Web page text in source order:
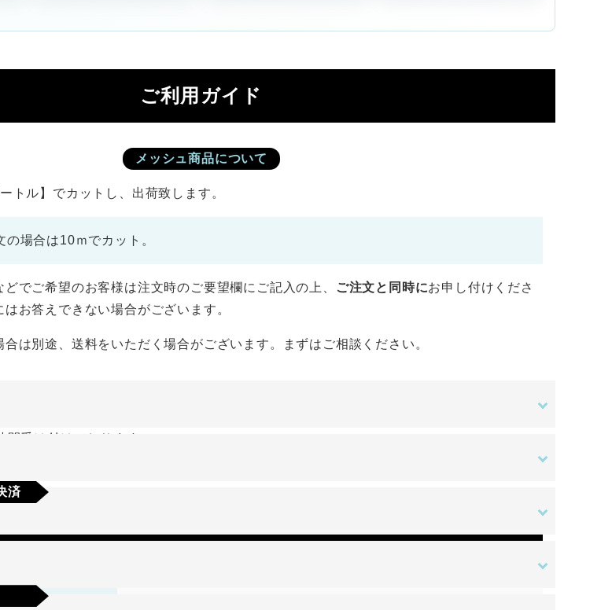
ご利用ガイド
メッシュ商品について
トル】でカットし、出荷致します。
場合は10ｍでカット。
どでご希望のお客様は注文時のご要望欄にご記入の上、 ご注文と同時にお申し付けくださ
お答えできない場合がございます。
は別途、送料をいただく場合がございます。まずはご相談ください。
間受け付けております。
済
JCB AMEX Diners